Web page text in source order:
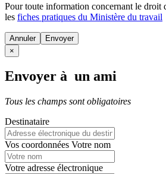
Pour toute information concernant le droit
les fiches pratiques du Ministère du travail
Annuler
×
Envoyer à un ami
Tous les champs sont obligatoires
Destinataire
Vos coordonnées Votre nom
Votre adresse électronique